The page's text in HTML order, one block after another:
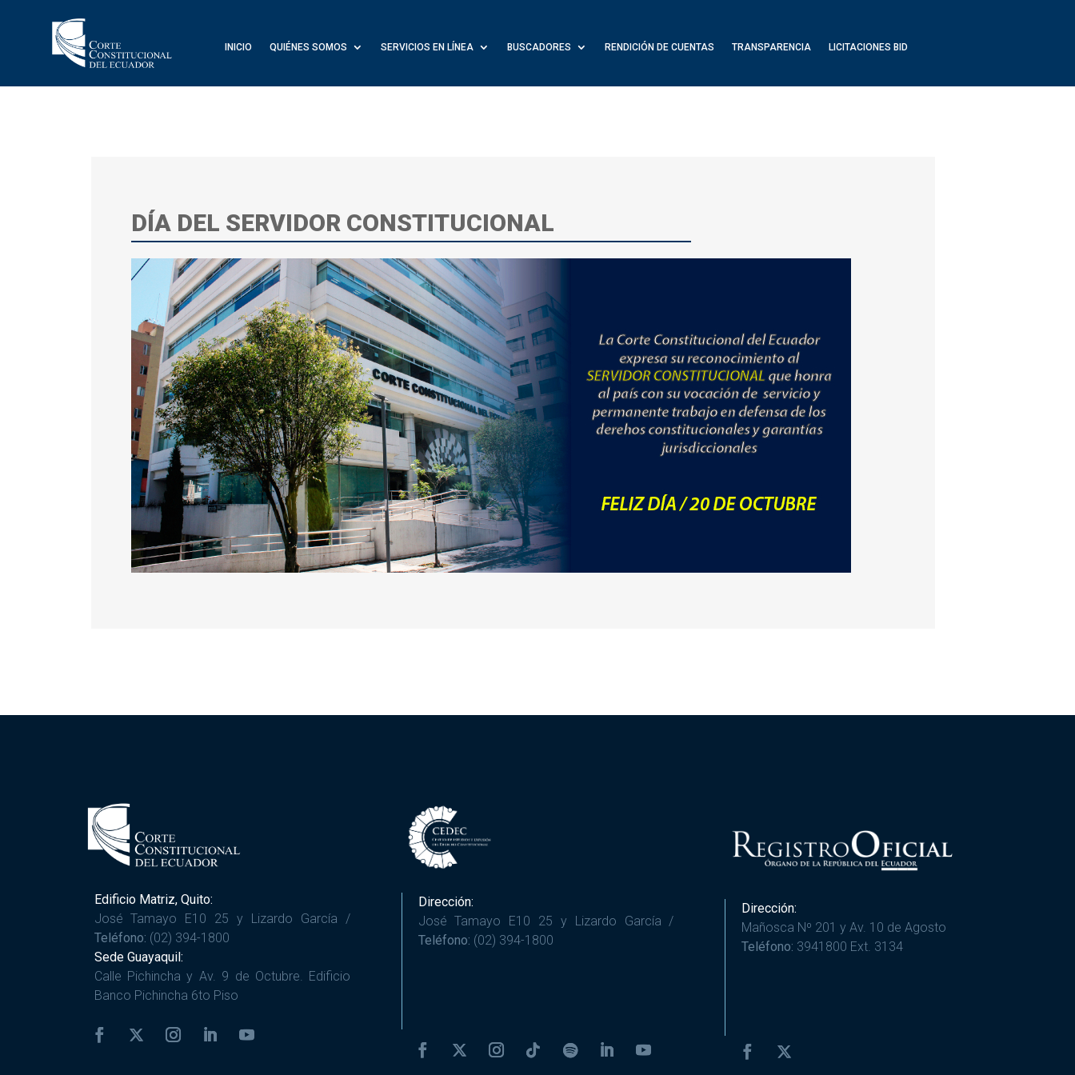
INICIO QUIÉNES SOMOS SERVICIOS EN LÍNEA BUSCADORES RENDICIÓN DE CUENTAS TRANSPARENCIA LICITACIONES BID
DÍA DEL SERVIDOR CONSTITUCIONAL
Edificio Matriz, Quito:
José Tamayo E10 25 y Lizardo García /
Teléfono: (02) 394-1800
Sede Guayaquil:
Calle Pichincha y Av. 9 de Octubre. Edificio
Banco Pichincha 6to Piso
Dirección:
José Tamayo E10 25 y Lizardo García /
Teléfono: (02) 394-1800
Dirección:
Mañosca Nº 201 y Av. 10 de Agosto
Teléfono: 3941800 Ext. 3134